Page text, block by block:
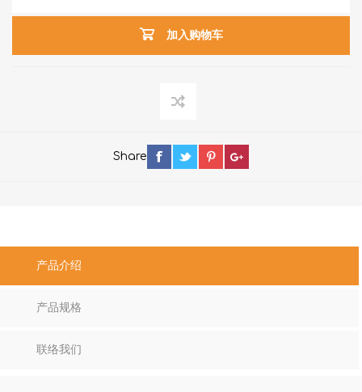
加入购物车
Share
产品介绍
产品规格
联络我们